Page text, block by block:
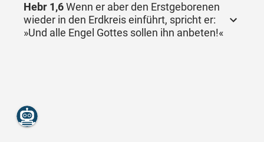
Hebr 1,6Wenn er aber den Erstgeborenen
wieder in den Erdkreis einführt, spricht er:
»Und alle Engel Gottes sollen ihn anbeten!«